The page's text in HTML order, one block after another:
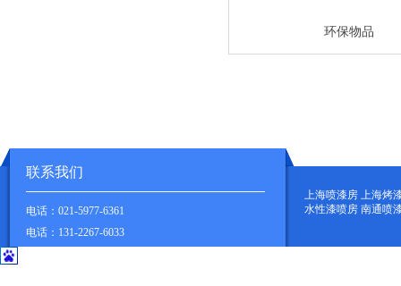
环保物品
联系我们
电话：021-5977-6361
电话：131-2267-6033
上海喷漆房 上海烤
水性漆喷房 南通喷